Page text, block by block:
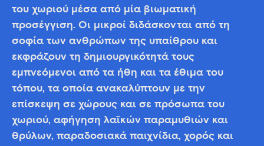
του χωριού μέσα από μία βιωματική
προσέγγιση. Οι μικροί διδάσκονται από τη
σοφία των ανθρώπων της υπαίθρου και
εκφράζουν τη δημιουργικότητά τους
εμπνεόμενοι από τα ήθη και τα έθιμα του
τόπου, τα οποία ανακαλύπτουν με την
επίσκεψη σε χώρους και σε πρόσωπα του
χωριού, αφήγηση λαϊκών παραμυθιών και
θρύλων, παραδοσιακά παιχνίδια, χορός και